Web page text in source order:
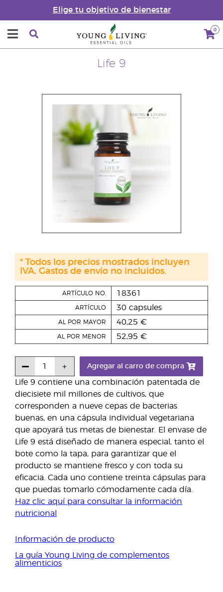
Elige tu objetivo de bienestar
0
Life 9
Life 9 contiene una combinación patentada de
diecisiete mil millones de cultivos, que
corresponden a nueve cepas de bacterias
buenas, en una cápsula individual vegetariana
que apoyará tus metas de bienestar. El envase de
Life 9 está diseñado de manera especial, tanto el
bote como la tapa, para garantizar que el
producto se mantiene fresco y con toda su
eficacia. Cada uno contiene treinta cápsulas para
que puedas tomarlo cómodamente cada día.
Haz clic aquí para consultar la información
nutricional
Información de producto
La guía Young Living de complementos
alimenticios
ARTÍCULO NO. 18361
ARTÍCULO 30 capsules
AL POR MAYOR 40,25 €
AL POR MENOR 52,95 €
Agregar al carro de compra
* Todos los precios mostrados incluyen
IVA. Gastos de envío no incluidos.